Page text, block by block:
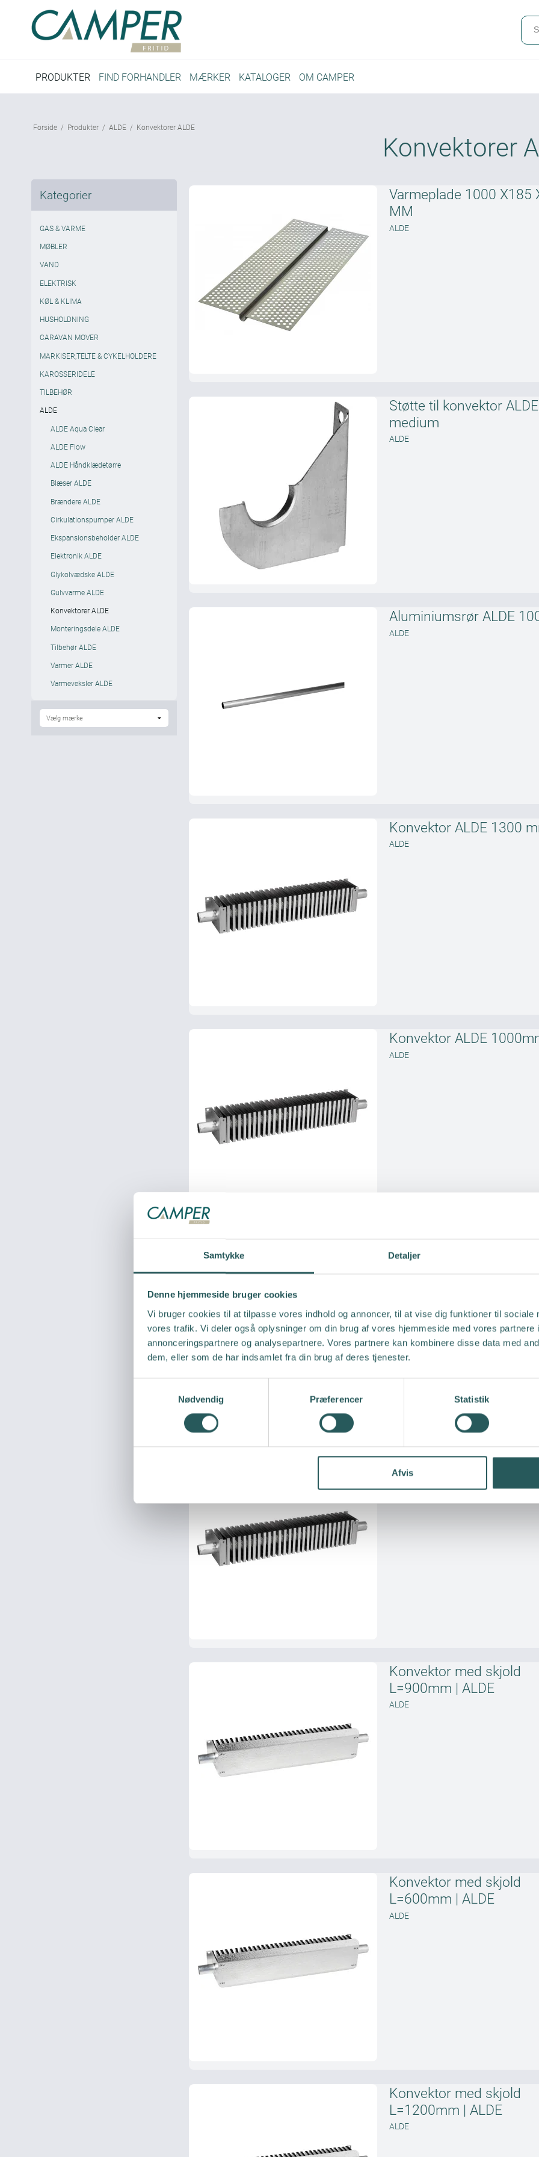
Samtykke Detaljer
Denne hjemmeside bruger cookies
Vi bruger cookies til at tilpasse vores indhold og annoncer, til at vise dig funktioner til sociale
vores trafik. Vi deler også oplysninger om din brug af vores hjemmeside med vores partnere
annonceringspartnere og analysepartnere. Vores partnere kan kombinere disse data med
dem, eller som de har indsamlet fra din brug af deres tjenester.
v
Nødvendig Præferencer Statistik
Afvis
PRODUKTER FIND FORHANDLER MÆRKER KATALOGER OM CAMPER
Forside / Produkter / ALDE / Konvektorer ALDE
Kategorier
GAS & VARME
MØBLER
VAND
ELEKTRISK
KØL & KLIMA
HUSHOLDNING
CARAVAN MOVER
MARKISER,TELTE & CYKELHOLDERE
KAROSSERIDELE
TILBEHØR
ALDE
ALDE Aqua Clear
ALDE Flow
ALDE Håndklædetørre
Blæser ALDE
Brændere ALDE
Cirkulationspumper ALDE
Ekspansionsbeholder ALDE
Elektronik ALDE
Glykolvædske ALDE
Gulvvarme ALDE
Konvektorer ALDE
Monteringsdele ALDE
Tilbehør ALDE
Varmer ALDE
Varmeveksler ALDE
Konvektorer
Varmeplade 1000 X185
MM
ALDE
Støtte til konvektor
medium
ALDE
Aluminiumsrør ALDE
ALDE
Konvektor ALDE 1300
ALDE
Konvektor ALDE
ALDE
Konvektor ALDE 700mm
Konvektor ALDE 400
ALDE
Konvektor med skjold
L=900mm | ALDE
ALDE
Konvektor med skjold
L=600mm | ALDE
ALDE
Konvektor med skjold
L=1200mm | ALDE
ALDE